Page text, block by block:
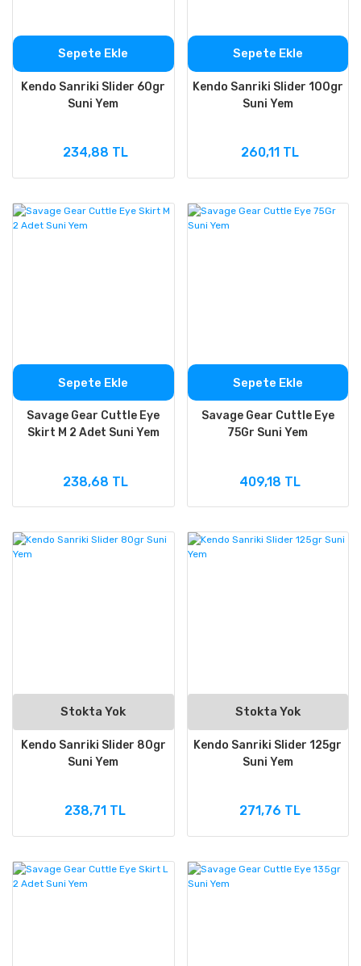
Sepete Ekle
Kendo Sanriki Slider 60gr
Suni Yem
234,88 TL
Sepete Ekle
Kendo Sanriki Slider 100gr
Suni Yem
260,11 TL
Sepete Ekle
Savage Gear Cuttle Eye
Skirt M 2 Adet Suni Yem
238,68 TL
Sepete Ekle
Savage Gear Cuttle Eye
75Gr Suni Yem
409,18 TL
Stokta Yok
Kendo Sanriki Slider 80gr
Suni Yem
238,71 TL
Stokta Yok
Kendo Sanriki Slider 125gr
Suni Yem
271,76 TL